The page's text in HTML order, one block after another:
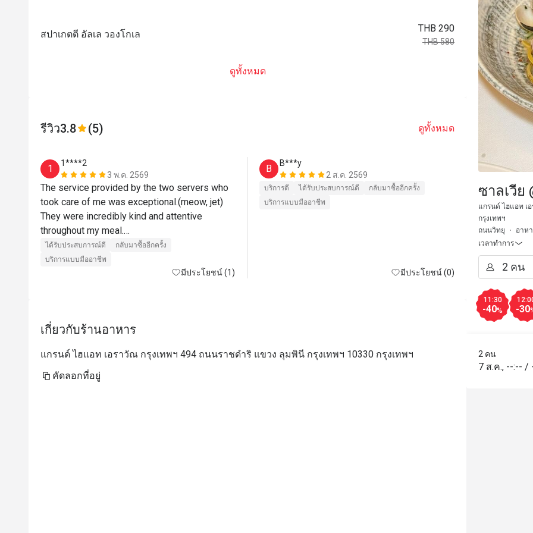
สปาเกตตี อัลเล วองโกเล
THB 290
THB 580
ดูทั้งหมด
รีวิว3.8 (5) ดูทั้งหมด
1
1****2
3 พ.ค. 2569
The service provided by the two servers who
took care of me was exceptional.(meow, jet)
They were incredibly kind and attentive
throughout my meal.
​The music drifting up from the buffet
downstairs added a wonderful touch to the
​Thank you for making my trip even more
experience. I truly enjoyed my meal.
ได้รับประสบการณ์ดี
กลับมาซื้ออีกครั้ง
บริการแบบมืออาชีพ
มีประโยชน์ (1)
B
B***y
2 ส.ค. 2569
บริการดี ได้รับประสบการณ์ดี
กลับมาซื้ออีกครั้ง
บริการแบบมืออาชีพ
มีประโยชน์ (0)
P
บริการดี
ได้รั
บริการแบบมือ
เกี่ยวกับร้านอาหาร
แกรนด์ ไฮแอท เอราวัณ กรุงเทพฯ 494 ถนนราชดำริ แขวง ลุมพินี กรุงเทพฯ 10330 กรุงเทพฯ
คัดลอกที่อยู่
ซาลเวีย
แกรนด์ ไฮแอท เ
กรุงเทพฯ
ถนนวิทยุ
อาห
เวลาทำการ
11:30
-40% -30
2 คน
7 ส.ค., --:-- /